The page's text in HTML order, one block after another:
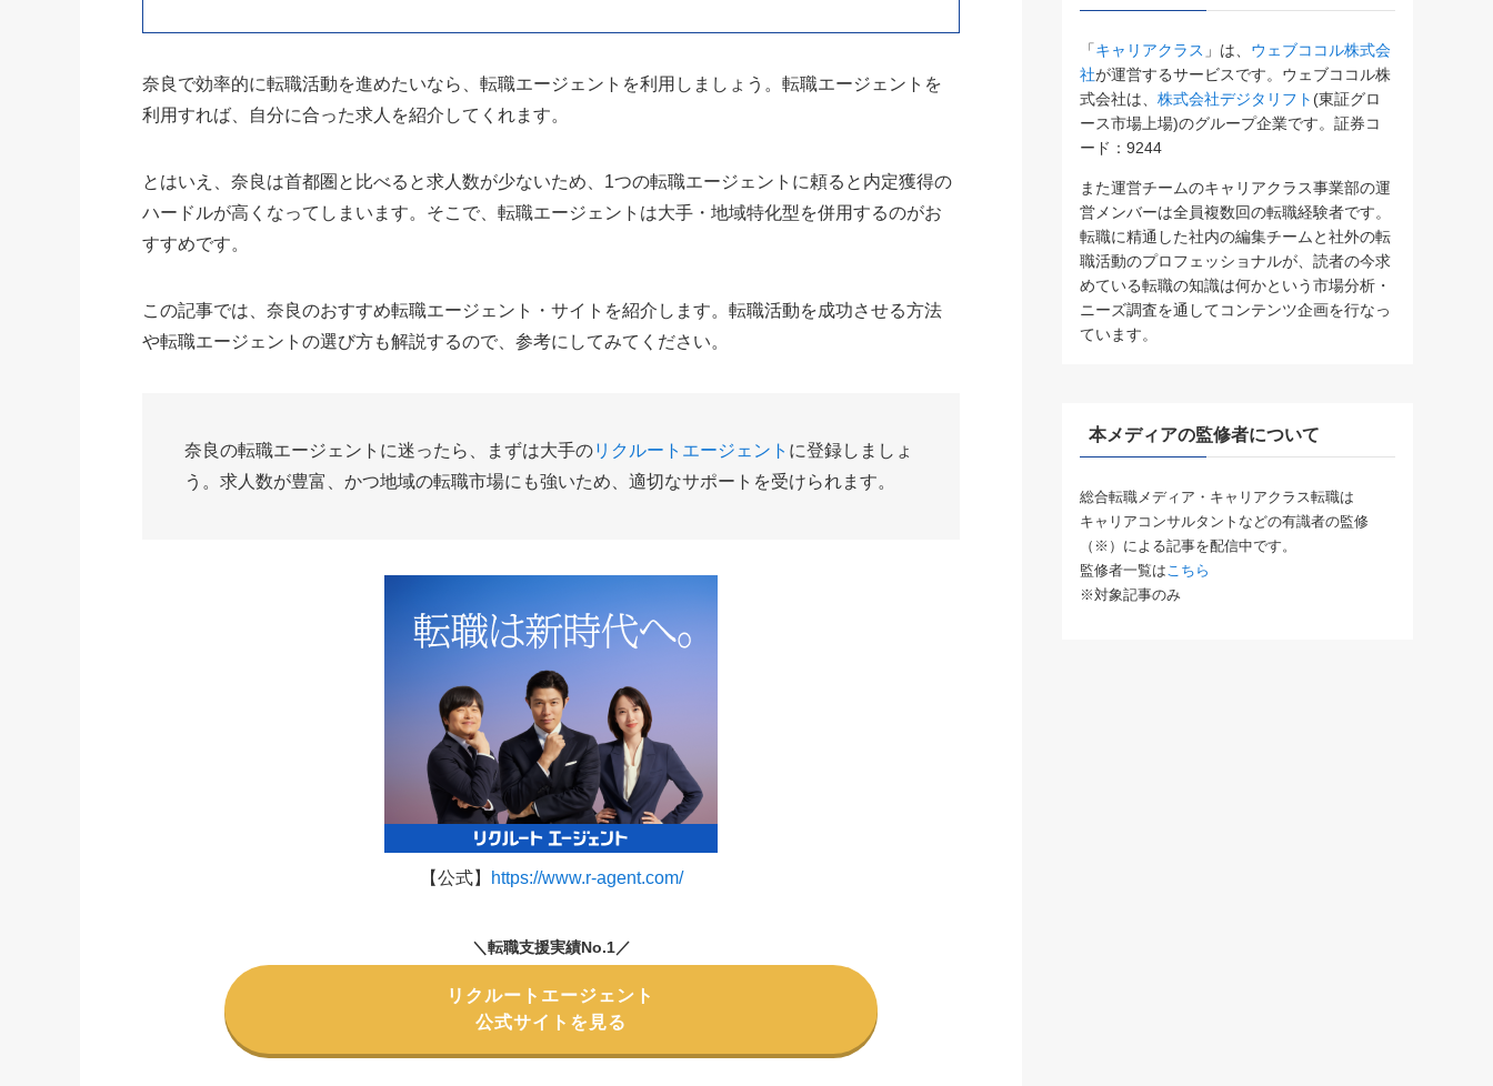
奈良で効率的に転職活動を進めたいなら、転職エージェントを利用しましょう。転職エージェントを
利用すれば、自分に合った求人を紹介してくれます。
とはいえ、奈良は首都圏と比べると求人数が少ないため、1つの転職エージェントに頼ると内定獲得の
ハードルが高くなってしまいます。そこで、転職エージェントは大手・地域特化型を併用するのがお
すすめです。
この記事では、奈良のおすすめ転職エージェント・サイトを紹介します。転職活動を成功させる方法
や転職エージェントの選び方も解説するので、参考にしてみてください。
奈良の転職エージェントに迷ったら、まずは大手のリクルートエージェント に登録しましょ
う。求人数が豊富、かつ地域の転職市場にも強いため、適切なサポートを受けられます。
【公式】 https://www.r-agent.com/
＼転職支援実績No.1／
リクルートエージェント
公式サイトを見る
「キャリアクラス 」は、 ウェブココル株式会
社が運営するサービスです。ウェブココル株
式会社は、 株式会社デジタリフト (東証グロ
ース市場上場)のグループ企業です。証券コ
ード：9244
また運営チームのキャリアクラス事業部の運
営メンバーは全員複数回の転職経験者です。
転職に精通した社内の編集チームと社外の転
職活動のプロフェッショナルが、読者の今求
めている転職の知識は何かという市場分析・
ニーズ調査を通してコンテンツ企画を行なっ
ています。
本メディアの監修者について
総合転職メディア・キャリアクラス転職は
キャリアコンサルタントなどの有識者の監修
（※）による記事を配信中です。
監修者一覧はこちら
※対象記事のみ